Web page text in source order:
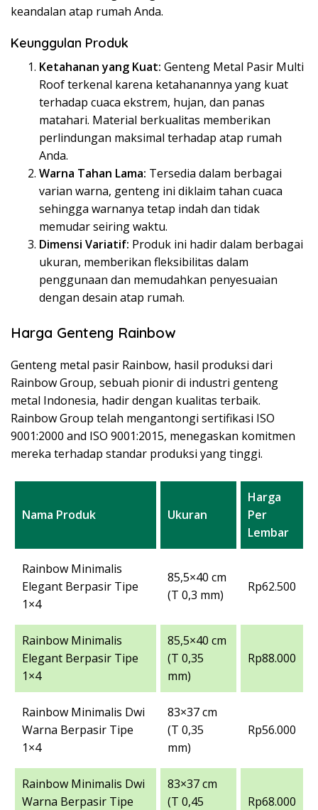
keandalan atap rumah Anda.
Keunggulan Produk
Ketahanan yang Kuat: Genteng Metal Pasir Multi
Roof terkenal karena ketahanannya yang kuat
terhadap cuaca ekstrem, hujan, dan panas
matahari. Material berkualitas memberikan
perlindungan maksimal terhadap atap rumah
Anda.
Warna Tahan Lama: Tersedia dalam berbagai
varian warna, genteng ini diklaim tahan cuaca
sehingga warnanya tetap indah dan tidak
memudar seiring waktu.
Dimensi Variatif: Produk ini hadir dalam berbagai
ukuran, memberikan fleksibilitas dalam
penggunaan dan memudahkan penyesuaian
dengan desain atap rumah.
Harga Genteng Rainbow
Genteng metal pasir Rainbow, hasil produksi dari
Rainbow Group, sebuah pionir di industri genteng
metal Indonesia, hadir dengan kualitas terbaik.
Rainbow Group telah mengantongi sertifikasi ISO
9001:2000 and ISO 9001:2015, menegaskan komitmen
mereka terhadap standar produksi yang tinggi.
Nama Produk Ukuran
Harga
Per
Lembar
Rainbow Minimalis
Elegant Berpasir Tipe
1×4
85,5×40 cm
(T 0,3 mm)
Rp62.500
Rainbow Minimalis
Elegant Berpasir Tipe
1×4
85,5×40 cm
(T 0,35
mm)
Rp88.000
Rainbow Minimalis Dwi
Warna Berpasir Tipe
1×4
83×37 cm
(T 0,35
mm)
Rp56.000
Rainbow Minimalis Dwi
Warna Berpasir Tipe
83×37 cm
(T 0,45
Rp68.000